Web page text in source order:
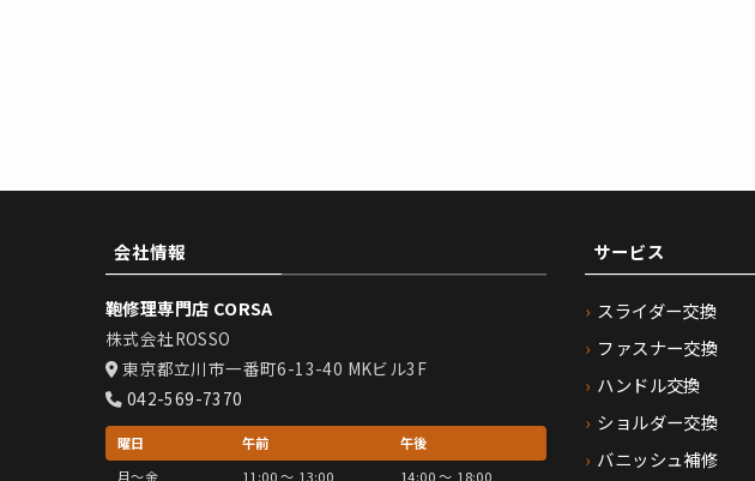
会社情報
鞄修理専門店 CORSA
株式会社ROSSO
東京都立川市一番町6-13-40 MKビル3F
042-569-7370
曜日 午前
午後
月〜金
11:00 〜 13:00 14:00 〜 18:00
サービス
スライダー交換
ファスナー交換
ハンドル交換
ショルダー交換
バニッシュ補修